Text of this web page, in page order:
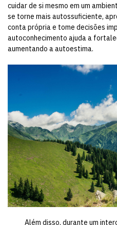
cuidar de si mesmo em um
se torne mais autossuficiente,
conta própria e tome decisões
autoconhecimento ajuda a
aumentando a autoestima.
Além disso, durante um